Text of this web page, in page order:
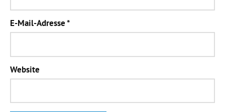
E-Mail-Adresse*
Website